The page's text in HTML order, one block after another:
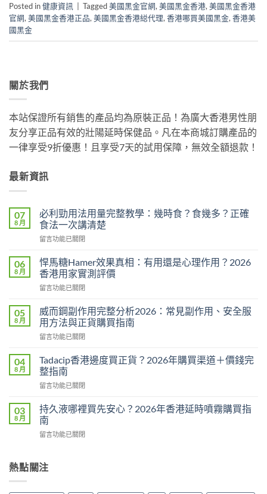
Posted in健康資訊 Tagged美國黑金官網, 美國黑金香港, 美國黑金香港
官網, 美國黑金香港正品, 美國黑金香港縂代理, 香港哪買美國黑金, 香港美
國黑金
關於我們
本站保證所有銷售的產品均為原裝正品！為廣大香港男性朋
友分享正品有效的壯陽延時保健品。凡在本商城訂購產品的
一律享受9折優惠！且享受7天的試用保障，無效全額退款！
最新資訊
07
8 月
必利勁用法用量完整教學：幾時食？食幾多？正確
食法一次講清楚
在
利
勁
用
法
量
完
整
教
幾
時
食
多？
正
確
一
次
清
留言功能已關閉
06
8 月
悍馬糖Hamer效果真相：有用還是心理作用？2026
香港用家實測評價
在
馬
糖
Hamer
效
真
相：
有
用
是
心
作
香
留言功能已關閉
05
8 月
威而鋼副作用完整分析2026：常見副作用、安全服
用方法與正貨購買指南
在
而
鋼
副
作
完
整
分
析
見
留言功能已關閉
04
8 月
Tadacip香港邊度買正貨？2026年購買渠道＋價錢完
整指南
在
香
港
邊
度
貨？
留言功能已關閉
03
8 月
持久液哪裡買先安心？2026年香港延時噴霧購買指
南
在
液
哪
留言功能已關閉
熱點關注